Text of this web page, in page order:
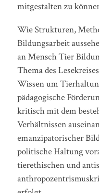
mitgestalten zu
Wie Strukturen,
Bildungsarbeit
an Mensch Tier
Thema des
Wissen um
pädagogische
kritisch mit dem
Verhältnissen
emanzipatorischer
politische Haltung
tierethischen und